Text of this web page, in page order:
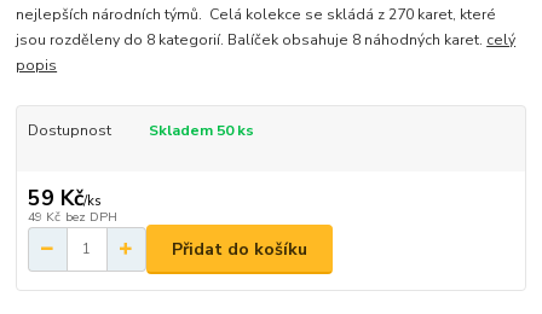
nejlepších národních týmů. Celá kolekce se skládá z 270 karet, které
jsou rozděleny do 8 kategorií. Balíček obsahuje 8 náhodných karet. celý
popis
Dostupnost Skladem 50 ks
59 Kč/ks
49 Kč bez DPH
Přidat do košíku